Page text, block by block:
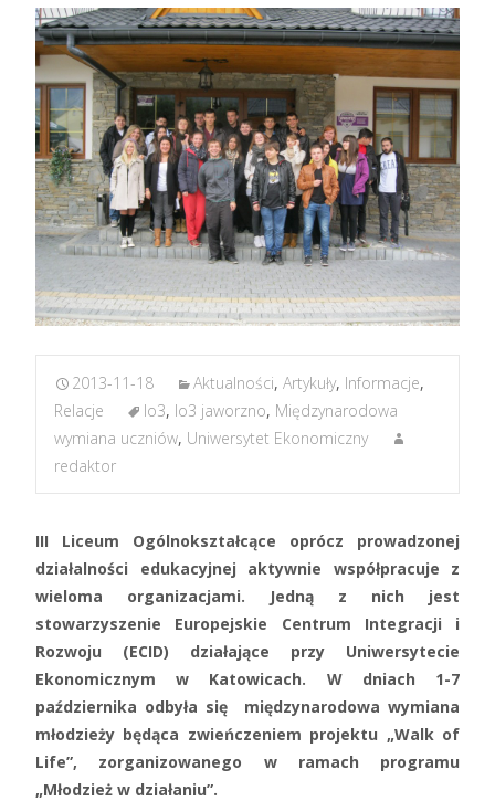
2013-11-18 Aktualności, Artykuły, Informacje,
Relacje
lo3, lo3 jaworzno, Międzynarodowa
wymiana uczniów, Uniwersytet Ekonomiczny
redaktor
III Liceum Ogólnokształcące oprócz prowadzonej
działalności edukacyjnej aktywnie współpracuje z
wieloma organizacjami. Jedną z nich jest
stowarzyszenie Europejskie Centrum Integracji i
Rozwoju (ECID) działające przy Uniwersytecie
Ekonomicznym w Katowicach. W dniach 1-7
października odbyła się międzynarodowa wymiana
młodzieży będąca zwieńczeniem projektu „Walk of
Life”, zorganizowanego w ramach programu
„Młodzież w działaniu”.